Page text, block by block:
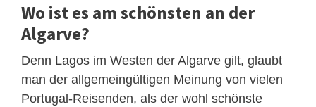
Wo ist es am schönsten an der
Algarve?
Denn Lagos im Westen der Algarve gilt, glaubt
man der allgemeingültigen Meinung von vielen
Portugal-Reisenden, als der wohl schönste